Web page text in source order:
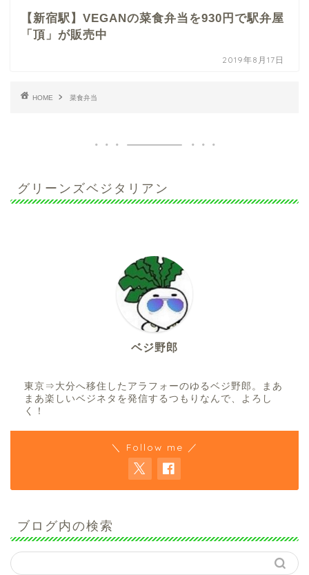
【新宿駅】VEGANの菜食弁当を930円で駅弁屋
「頂」が販売中
2019年8月17日
HOME 菜食弁当
グリーンズベジタリアン
ベジ野郎
東京⇒大分へ移住したアラフォーのゆるベジ野郎。まあ
まあ楽しいベジネタを発信するつもりなんで、よろし
く！
＼ Follow me ／
ブログ内の検索